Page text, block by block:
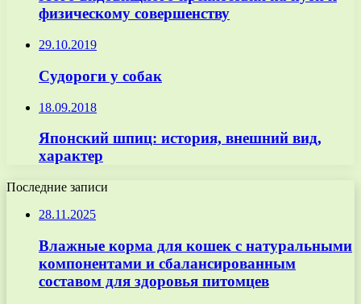
физическому совершенству
29.10.2019
Судороги у собак
18.09.2018
Японский шпиц: история, внешний вид,
характер
Последние записи
28.11.2025
Влажные корма для кошек с натуральными
компонентами и сбалансированным
составом для здоровья питомцев